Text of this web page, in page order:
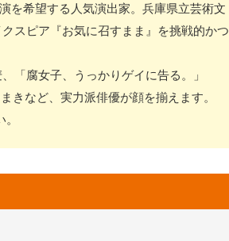
を希望する人気演出家。兵庫県立芸術文
スピア『お気に召すまま』を挑戦的かつ
「腐女子、うっかりゲイに告る。」
きなど、実力派俳優が顔を揃えます。